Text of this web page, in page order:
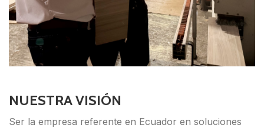
NUESTRA VISIÓN
Ser la empresa referente en Ecuador en soluciones